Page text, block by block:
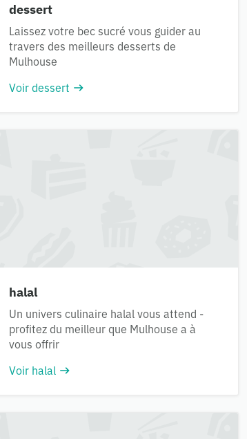
dessert
Laissez votre bec sucré vous guider au
travers des meilleurs desserts de
Mulhouse
Voir dessert
halal
Un univers culinaire halal vous attend -
profitez du meilleur que Mulhouse a à
vous offrir
Voir halal